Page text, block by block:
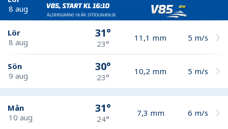
8 aug
Lör
8 aug
31°
23°
11,1 mm 5 m/s
Sön
9 aug
30°
23°
10,2 mm 5 m/s
Mån
10 aug
31°
24°
7,3 mm 6 m/s